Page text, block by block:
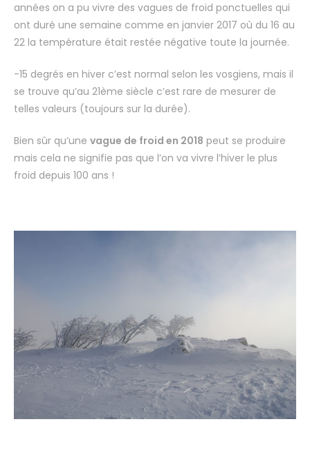
années on a pu vivre des vagues de froid ponctuelles qui
ont duré une semaine comme en janvier 2017 où du 16 au
22 la température était restée négative toute la journée.
-15 degrés en hiver c’est normal selon les vosgiens, mais il
se trouve qu’au 21ème siècle c’est rare de mesurer de
telles valeurs (toujours sur la durée).
Bien sûr qu’une vague de froid en 2018 peut se produire
mais cela ne signifie pas que l’on va vivre l’hiver le plus
froid depuis 100 ans !